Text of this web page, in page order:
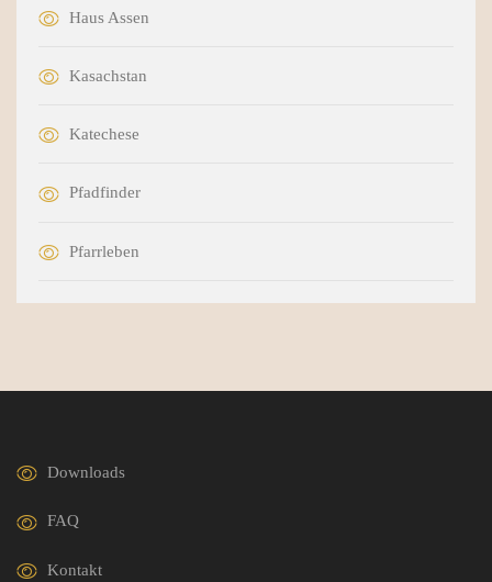
Haus Assen
Kasachstan
Katechese
Pfadfinder
Pfarrleben
Downloads
FAQ
Kontakt